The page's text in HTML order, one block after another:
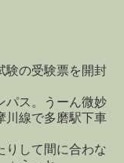
の受験票を開封
ス。うーん微妙
川線で多磨駅下車
りして間に合わな